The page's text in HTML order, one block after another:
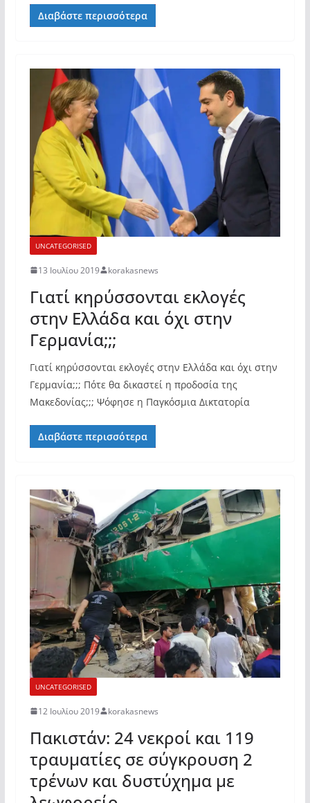
Διαβάστε περισσότερα
UNCATEGORISED
13 Ιουλίου 2019 korakasnews
Γιατί κηρύσσονται εκλογές
στην Ελλάδα και όχι στην
Γερμανία;;;
Γιατί κηρύσσονται εκλογές στην Ελλάδα και όχι στην
Γερμανία;;; Πότε θα δικαστεί η προδοσία της
Μακεδονίας;;; Ψόφησε η Παγκόσμια Δικτατορία
Διαβάστε περισσότερα
UNCATEGORISED
12 Ιουλίου 2019 korakasnews
Πακιστάν: 24 νεκροί και 119
τραυματίες σε σύγκρουση 2
τρένων και δυστύχημα με